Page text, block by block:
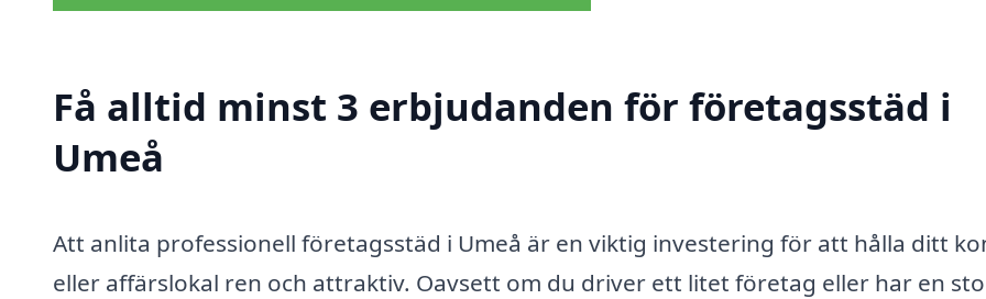
Få alltid minst 3 erbjudanden för företagsstäd i
Umeå
Att anlita professionell företagsstäd i Umeå är en viktig investering för att hålla ditt
eller affärslokal ren och attraktiv. Oavsett om du driver ett litet företag eller har en